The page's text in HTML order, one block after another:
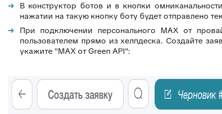
В конструктор ботов и в кнопки
нажатии на такую кнопку боту будет отправлено
При подключении персонального MAX от
пользователем прямо из хелпдеска. Создайте
укажите "MAX от Green API":